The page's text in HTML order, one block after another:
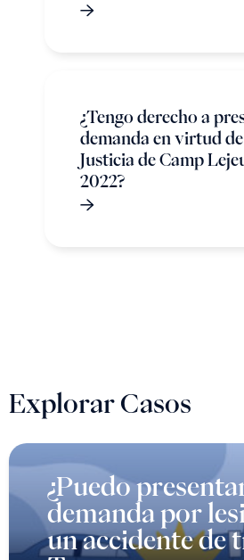
¿Tengo derecho a
demanda en virtud
Justicia de Camp
2022?
Explorar Casos
¿Puedo
demanda por
un accidente de